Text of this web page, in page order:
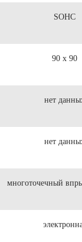
SOHC
90 х 90
нет
нет
многоточечный